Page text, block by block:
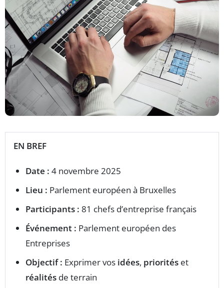
EN BREF
Date : 4 novembre 2025
Lieu : Parlement européen à Bruxelles
Participants : 81 chefs d’entreprise français
Événement : Parlement européen des
Entreprises
Objectif : Exprimer vos idées, priorités et
réalités de terrain